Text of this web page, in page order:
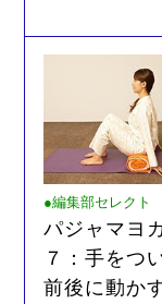
●編集部セレクト
パジャマヨ
７：手をつ
前後に動か